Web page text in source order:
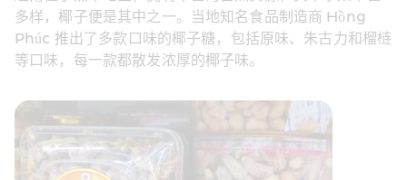
多样，椰子便是其中之一。当地知名食品制造商 Hồng
Phúc 推出了多款口味的椰子糖，包括原味、朱古力和榴梿
等口味，每一款都散发浓厚的椰子味。